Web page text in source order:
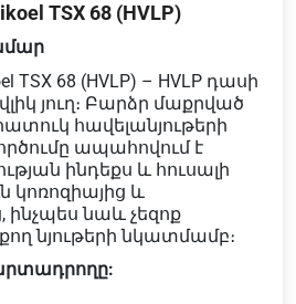
TSX 68 (HVLP)
TSX 68 (HVLP) – HVLP դասի
յուղ։ Բարձր մաքրված
հավելանյութերի
ապահովում է
ինդեքս և հուսալի
կոռոզիայից և
ինչպես նաև չեզոք
նյութերի նկատմամբ։